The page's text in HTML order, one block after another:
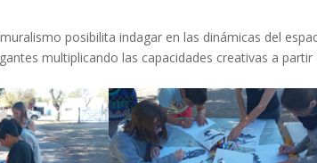
posibilita indagar en las dinámicas del
multiplicando las capacidades creativas a partir